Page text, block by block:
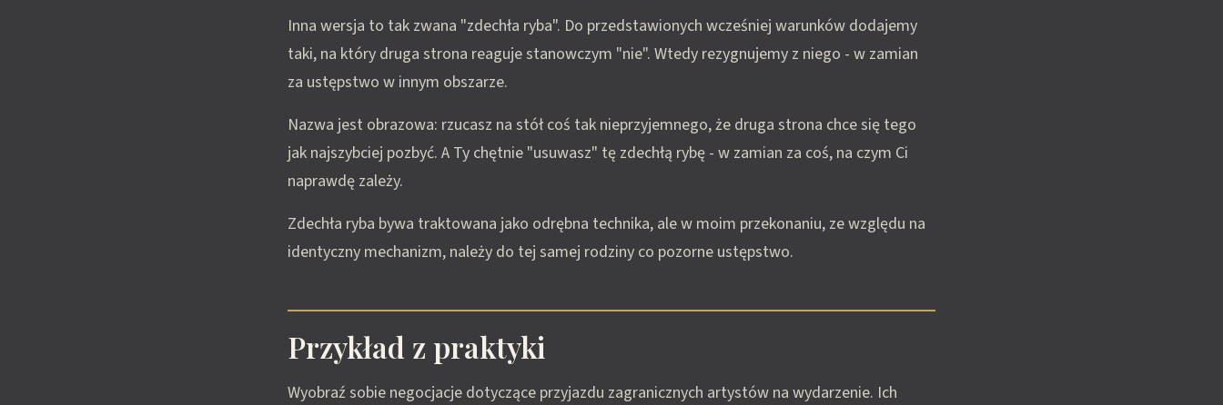
Inna wersja to tak zwana "zdechła ryba". Do przedstawionych wcześniej warunków dodajemy
taki, na który druga strona reaguje stanowczym "nie". Wtedy rezygnujemy z niego - w zamian
za ustępstwo w innym obszarze.
Nazwa jest obrazowa: rzucasz na stół coś tak nieprzyjemnego, że druga strona chce się tego
jak najszybciej pozbyć. A Ty chętnie "usuwasz" tę zdechłą rybę - w zamian za coś, na czym Ci
naprawdę zależy.
Zdechła ryba bywa traktowana jako odrębna technika, ale w moim przekonaniu, ze względu na
identyczny mechanizm, należy do tej samej rodziny co pozorne ustępstwo.
Przykład z praktyki
Wyobraź sobie negocjacje dotyczące przyjazdu zagranicznych artystów na wydarzenie. Ich